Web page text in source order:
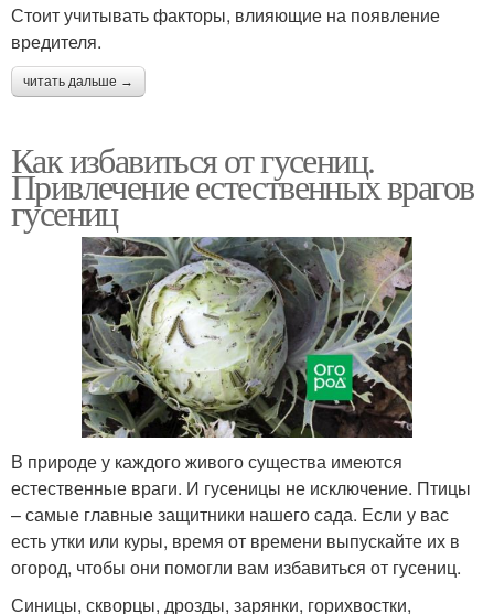
Стоит учитывать факторы, влияющие на появление
вредителя.
читать дальше →
Как избавиться от гусениц.
Привлечение естественных врагов
гусениц
В природе у каждого живого существа имеются
естественные враги. И гусеницы не исключение. Птицы
– самые главные защитники нашего сада. Если у вас
есть утки или куры, время от времени выпускайте их в
огород, чтобы они помогли вам избавиться от гусениц.
Синицы, скворцы, дрозды, зарянки, горихвостки,